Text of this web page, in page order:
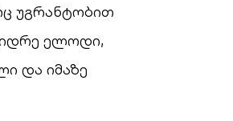
უგრანტობით
ელოდი,
და იმაზე